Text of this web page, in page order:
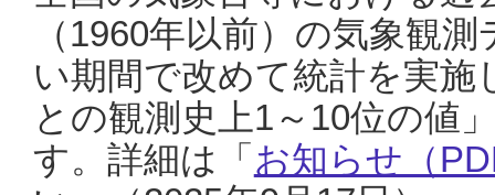
（1960年以前）の気象観
い期間で改めて統計を実
との観測史上1～10位の値
す。詳細は「 お知らせ（